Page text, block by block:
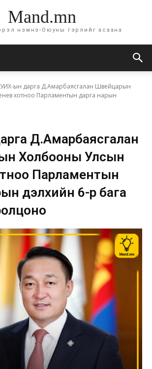
Mand.mn
нэмнэ-Оюуны гэрлийг асаана
УИХ-ын дарга Д.Амарбаясгалан Швейцарын
хотноо Парламентын дарга нарын
Д.Амарбаясгалан
Холбооны Улсын
Парламентын
дэлхийн 6-р бага